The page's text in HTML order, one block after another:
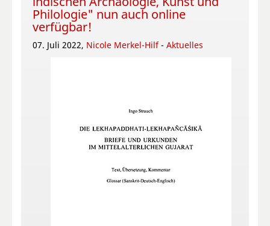
Philologie" nun auch online
verfügbar!
07. Juli 2022, Nicole Merkel-Hilf - Aktuelles